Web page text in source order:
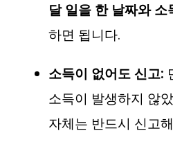
달 일을 한 날짜와 소
하면 됩니다.
소득이 없어도 신고:
소득이 발생하지 않
자체는 반드시 신고